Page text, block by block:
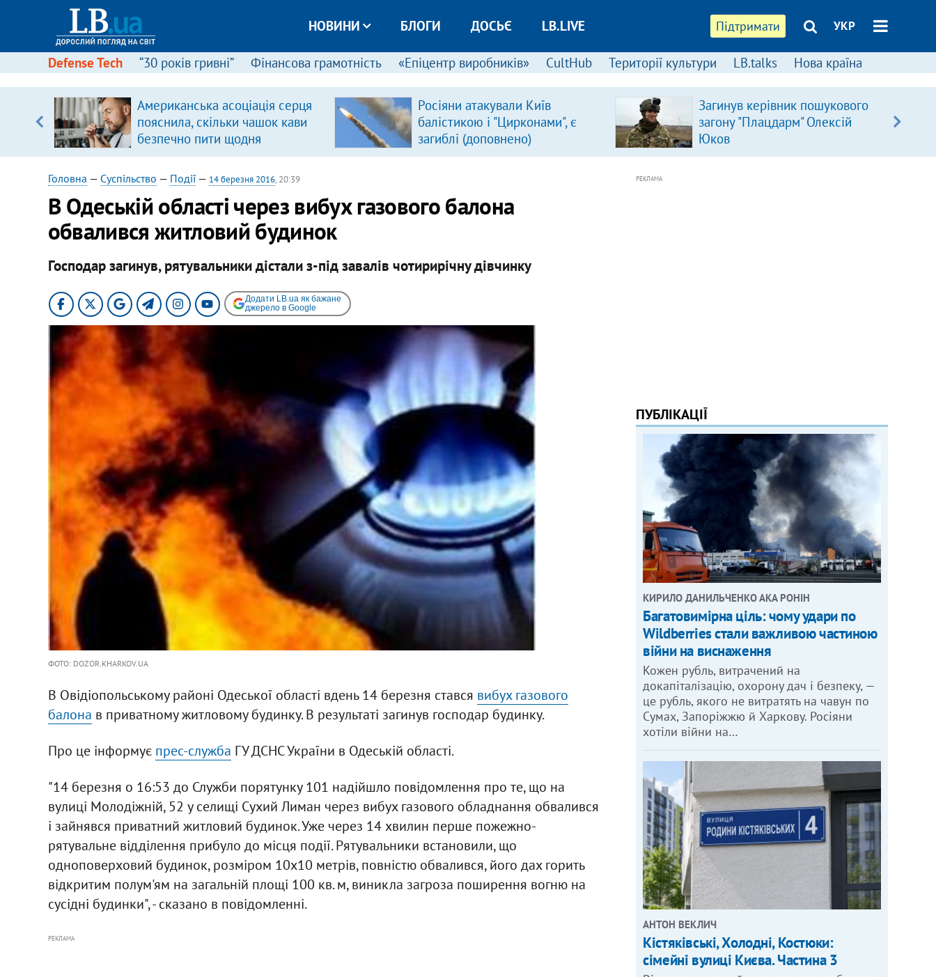
Підтримати УКР
НОВИНИ БЛОГИ ДОСЬЄ LB.LIVE
Defense Tech “30 років гривні” Фінансова грамотність «Епіцентр виробників» CultHub Території культури LB.talks Нова країна
Американська асоціація серця
пояснила, скільки чашок кави
безпечно пити щодня
Росіяни атакували Київ
балістикою і "Цирконами", є
загиблі (доповнено)
Загинув керівник пошукового
загону "Плацдарм" Олексій
Юков
Головна — Суспільство — Події— 14 березня 2016, 20:39
В Одеській області через вибух газового балона
обвалився житловий будинок
Господар загинув, рятувальники дістали з-під завалів чотирирічну дівчинку
Додати LB.ua як бажане
джерело в Google
ФОТО: DOZOR.KHARKOV.UA
В Овідіопольському районі Одеської області вдень 14 березня стався вибух газового
балона в приватному житловому будинку. В результаті загинув господар будинку.
Про це інформує прес-служба ГУ ДСНС України в Одеській області.
"14 березня о 16:53 до Служби порятунку 101 надійшло повідомлення про те, що на
вулиці Молодіжній, 52 у селищі Сухий Лиман через вибух газового обладнання обвалився
і зайнявся приватний житловий будинок. Уже через 14 хвилин перше пожежно-
рятувальне відділення прибуло до місця події. Рятувальники встановили, що
одноповерховий будинок, розміром 10х10 метрів, повністю обвалився, його дах горить
відкритим полум'ям на загальній площі 100 кв. м, виникла загроза поширення вогню на
сусідні будинки", - сказано в повідомленні.
РЕКЛАМА
РЕКЛАМА
ПУБЛІКАЦІЇ
КИРИЛО ДАНИЛЬЧЕНКО АКА РОНІН
Багатовимірна ціль: чому удари по
Wildberries стали важливою частиною
війни на виснаження
Кожен рубль, витрачений на
докапіталізацію, охорону дач і безпеку, —
це рубль, якого не витратять на чавун по
Сумах, Запоріжжю й Харкову. Росіяни
хотіли війни на…
АНТОН ВЕКЛИЧ
Кістяківські, Холодні, Костюки:
сімейні вулиці Києва. Частина 3